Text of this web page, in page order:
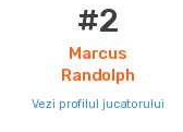
#2
Marcus
Randolph
Vezi profilul jucatorului